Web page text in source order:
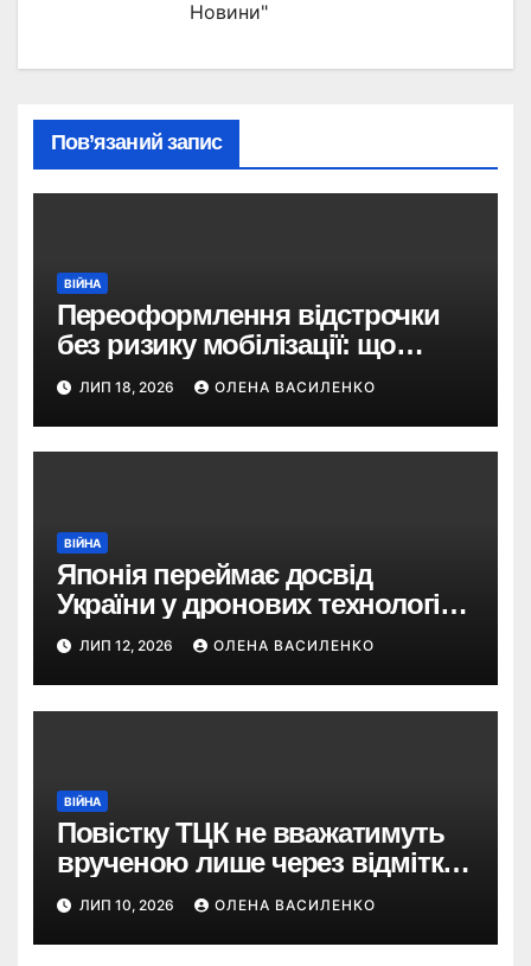
Новини"
Пов’язаний запис
ВІЙНА
Переоформлення відстрочки
без ризику мобілізації: що
змінив Кабмін і як це
використати
ЛИП 18, 2026 ОЛЕНА ВАСИЛЕНКО
ВІЙНА
Японія переймає досвід
України у дронових технологіях
— і планує 80-кратне
збільшення виробництва
ЛИП 12, 2026 ОЛЕНА ВАСИЛЕНКО
ВІЙНА
Повістку ТЦК не вважатимуть
врученою лише через відмітку
пошти: що пропонує новий
законопроєкт
ЛИП 10, 2026 ОЛЕНА ВАСИЛЕНКО